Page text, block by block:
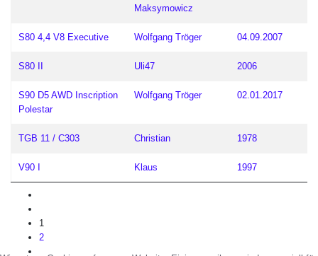
Maksymowicz
S80 4,4 V8 Executive Wolfgang Tröger 04.09.2007
S80 II Uli47 2006
S90 D5 AWD Inscription
Polestar
Wolfgang Tröger 02.01.2017
TGB 11 / C303 Christian 1978
V90 I Klaus 1997
1
2